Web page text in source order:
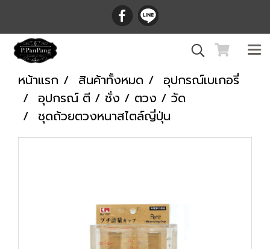
หน้าแรก สินค้าทั้งหมด
อุปกรณ์เบเกอรี่
อุปกรณ์ ตี / ชั่ง / ตวง / วัด
ชุดถ้วยตวงหนาสไตล์ญี่ปุ่น